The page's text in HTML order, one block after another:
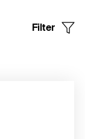
Filter